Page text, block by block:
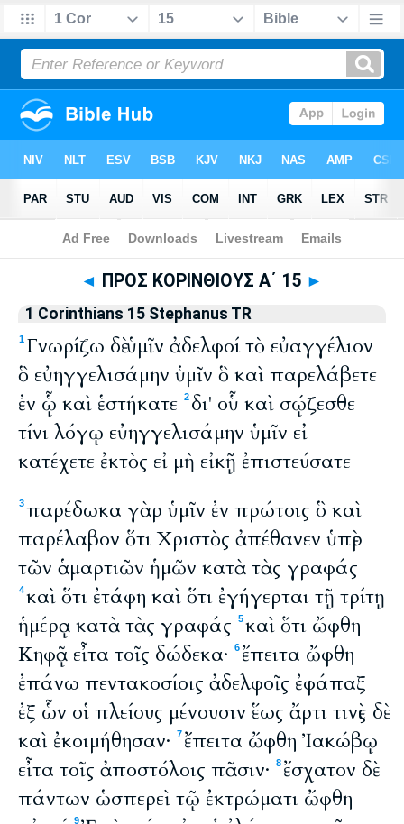
Bible Stephanus Textus Receptus 1550 > 1 Corinthians 15
◄ ΠΡΟΣ ΚΟΡΙΝΘΙΟΥΣ Α΄ 15 ►
1 Corinthians 15 Stephanus TR
1 Γνωρίζω δὲ ὑμῖν ἀδελφοί τὸ εὐαγγέλιον
ὃ εὐηγγελισάμην ὑμῖν ὃ καὶ παρελάβετε
ἐν ᾧ καὶ ἑστήκατε 2 δι' οὗ καὶ σῴζεσθε
τίνι λόγῳ εὐηγγελισάμην ὑμῖν εἰ
κατέχετε ἐκτὸς εἰ μὴ εἰκῇ ἐπιστεύσατε
3παρέδωκα γὰρ ὑμῖν ἐν πρώτοις ὃ καὶ
παρέλαβον ὅτι Χριστὸς ἀπέθανεν ὑπὲρ
τῶν ἁμαρτιῶν ἡμῶν κατὰ τὰς γραφάς
4καὶ ὅτι ἐτάφη καὶ ὅτι ἐγήγερται τῇ τρίτῃ
ἡμέρᾳ κατὰ τὰς γραφάς
5καὶ ὅτι ὤφθη
Κηφᾷ εἶτα τοῖς δώδεκα·
6 ἔπειτα ὤφθη
ἐπάνω πεντακοσίοις ἀδελφοῖς ἐφάπαξ
ἐξ ὧν οἱ πλείους μένουσιν ἕως ἄρτι τινὲς δὲ
καὶ ἐκοιμήθησαν·
7 ἔπειτα ὤφθη Ἰακώβῳ
εἶτα τοῖς ἀποστόλοις πᾶσιν·
8 ἔσχατον δὲ
πάντων ὡσπερεὶ τῷ ἐκτρώματι ὤφθη
9